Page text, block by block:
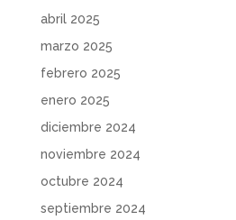
abril 2025
marzo 2025
febrero 2025
enero 2025
diciembre 2024
noviembre 2024
octubre 2024
septiembre 2024